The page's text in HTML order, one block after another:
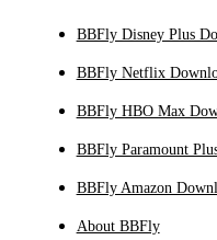
BBFly Disney Plus
BBFly Netflix
BBFly HBO Max
BBFly Paramount
BBFly Amazon
About BBFly